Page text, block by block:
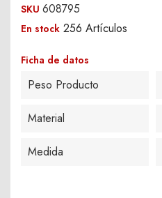
SKU 608795
En stock 256 Artículos
Ficha de datos
Peso Producto
Material
Medida